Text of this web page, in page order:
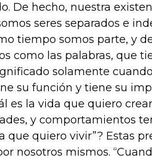
De hecho, nuestra
seres separados e
tiempo somos parte, y
como las palabras, que
solamente
su función y tiene su
es la vida que quiero crear
y comportamientos
que quiero vivir”? Estas
nosotros mismos.